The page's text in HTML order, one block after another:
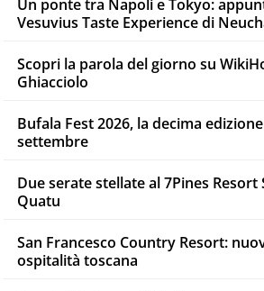
Un ponte tra Napoli e Tokyo:
Vesuvius Taste Experience di
Scopri la parola del giorno su
Ghiacciolo
Bufala Fest 2026, la decima
settembre
Due serate stellate al 7Pines Resort
Quatu
San Francesco Country Resort:
ospitalità toscana